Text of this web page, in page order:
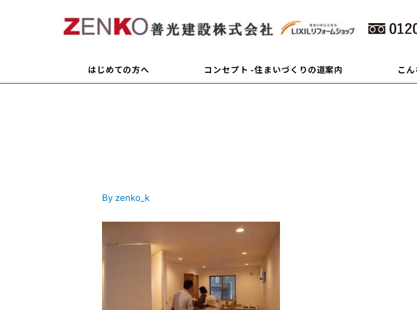
はじめての方へ コンセプト -住まいづくりの道案内 こ
By zenko_k